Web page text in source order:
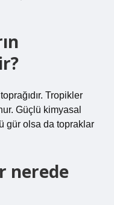
Tropikler
Güçlü kimyasal
gür olsa da topraklar
nerede